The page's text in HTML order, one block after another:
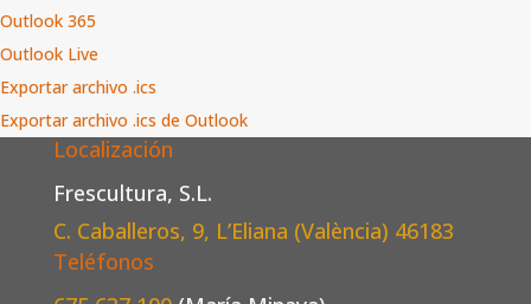
Outlook 365
Outlook Live
Exportar archivo .ics
Exportar archivo .ics de Outlook
Localización
Frescultura, S.L.
C. Caballeros, 9, L’Eliana (València) 46183
Teléfonos